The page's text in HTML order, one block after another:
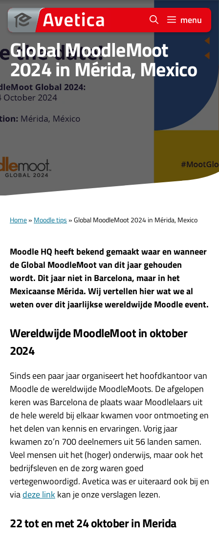
Ga
naar
de
inhoud
menu
Global MoodleMoot
2024 in Mérida, Mexico
Home» Moodle tips »Global MoodleMoot 2024 in Mérida, Mexico
Moodle HQ heeft bekend gemaakt waar en wanneer
de Global MoodleMoot van dit jaar gehouden
wordt. Dit jaar niet in Barcelona, maar in het
Mexicaanse Mérida. Wij vertellen hier wat we al
weten over dit jaarlijkse wereldwijde Moodle event.
Wereldwijde MoodleMoot in oktober
2024
Sinds een paar jaar organiseert het hoofdkantoor van
Moodle de wereldwijde MoodleMoots. De afgelopen
keren was Barcelona de plaats waar Moodlelaars uit
de hele wereld bij elkaar kwamen voor ontmoeting en
het delen van kennis en ervaringen. Vorig jaar
kwamen zo’n 700 deelnemers uit 56 landen samen.
Veel mensen uit het (hoger) onderwijs, maar ook het
bedrijfsleven en de zorg waren goed
vertegenwoordigd. Avetica was er uiteraard ook bij en
viadeze link kan je onze verslagen lezen.
22 tot en met 24 oktober in Merida